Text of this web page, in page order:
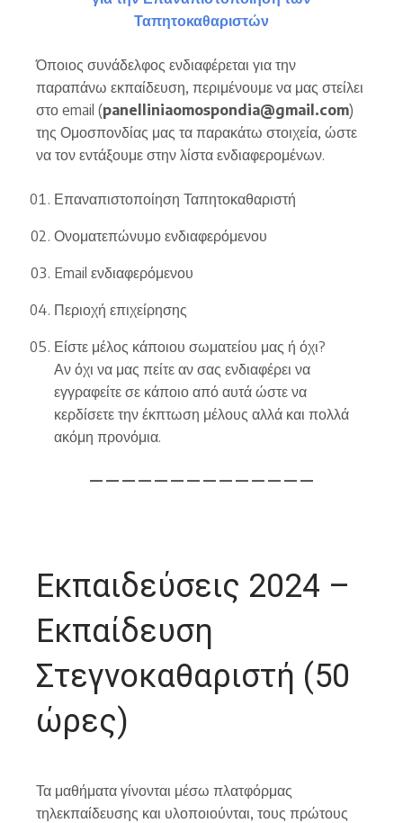
Ταπητοκαθαριστών
Όποιος συνάδελφος ενδιαφέρεται για την
παραπάνω εκπαίδευση, περιμένουμε να μας στείλει
στο email (panelliniaomospondia@gmail.com)
της Ομοσπονδίας μας τα παρακάτω στοιχεία, ώστε
να τον εντάξουμε στην λίστα ενδιαφερομένων.
Επαναπιστοποίηση Ταπητοκαθαριστή
Ονοματεπώνυμο ενδιαφερόμενου
Email ενδιαφερόμενου
Περιοχή επιχείρησης
Είστε μέλος κάποιου σωματείου μας ή όχι?
Αν όχι να μας πείτε αν σας ενδιαφέρει να
εγγραφείτε σε κάποιο από αυτά ώστε να
κερδίσετε την έκπτωση μέλους αλλά και πολλά
ακόμη προνόμια.
— — — — — — — — — — — — — —
Εκπαιδεύσεις 2024 –
Εκπαίδευση
Στεγνοκαθαριστή (50
ώρες)
Τα μαθήματα γίνονται μέσω πλατφόρμας
τηλεκπαίδευσης και υλοποιούνται, τους πρώτους